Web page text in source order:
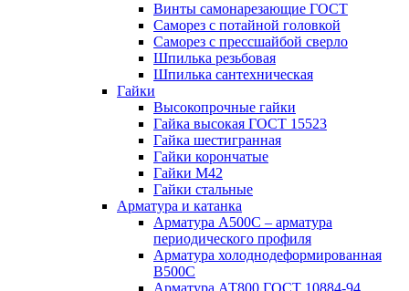
Винты самонарезающие ГОСТ
Саморез с потайной головкой
Саморез с прессшайбой сверло
Шпилька резьбовая
Шпилька сантехническая
Гайки
Высокопрочные гайки
Гайка высокая ГОСТ 15523
Гайка шестигранная
Гайки корончатые
Гайки М42
Гайки стальные
Арматура и катанка
Арматура А500С – арматура
периодического профиля
Арматура холоднодеформированная
В500С
Арматура АТ800 ГОСТ 10884-94